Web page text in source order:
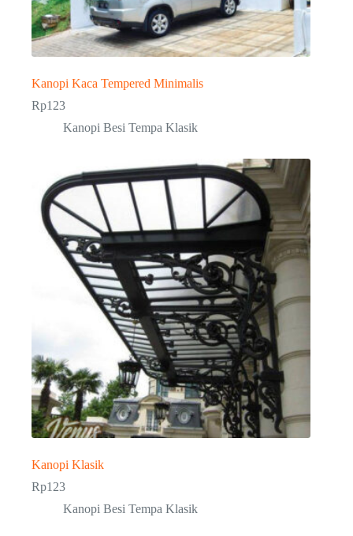
Kanopi Kaca Tempered Minimalis
Rp123
Kanopi Besi Tempa Klasik
Kanopi Klasik
Rp123
Kanopi Besi Tempa Klasik